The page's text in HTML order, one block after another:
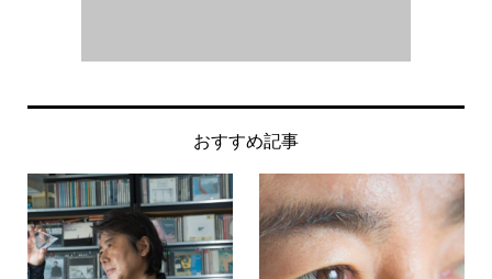
おすすめ記事